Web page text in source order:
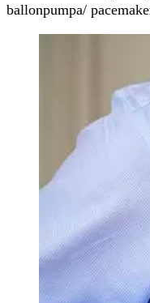
ballonpumpa/